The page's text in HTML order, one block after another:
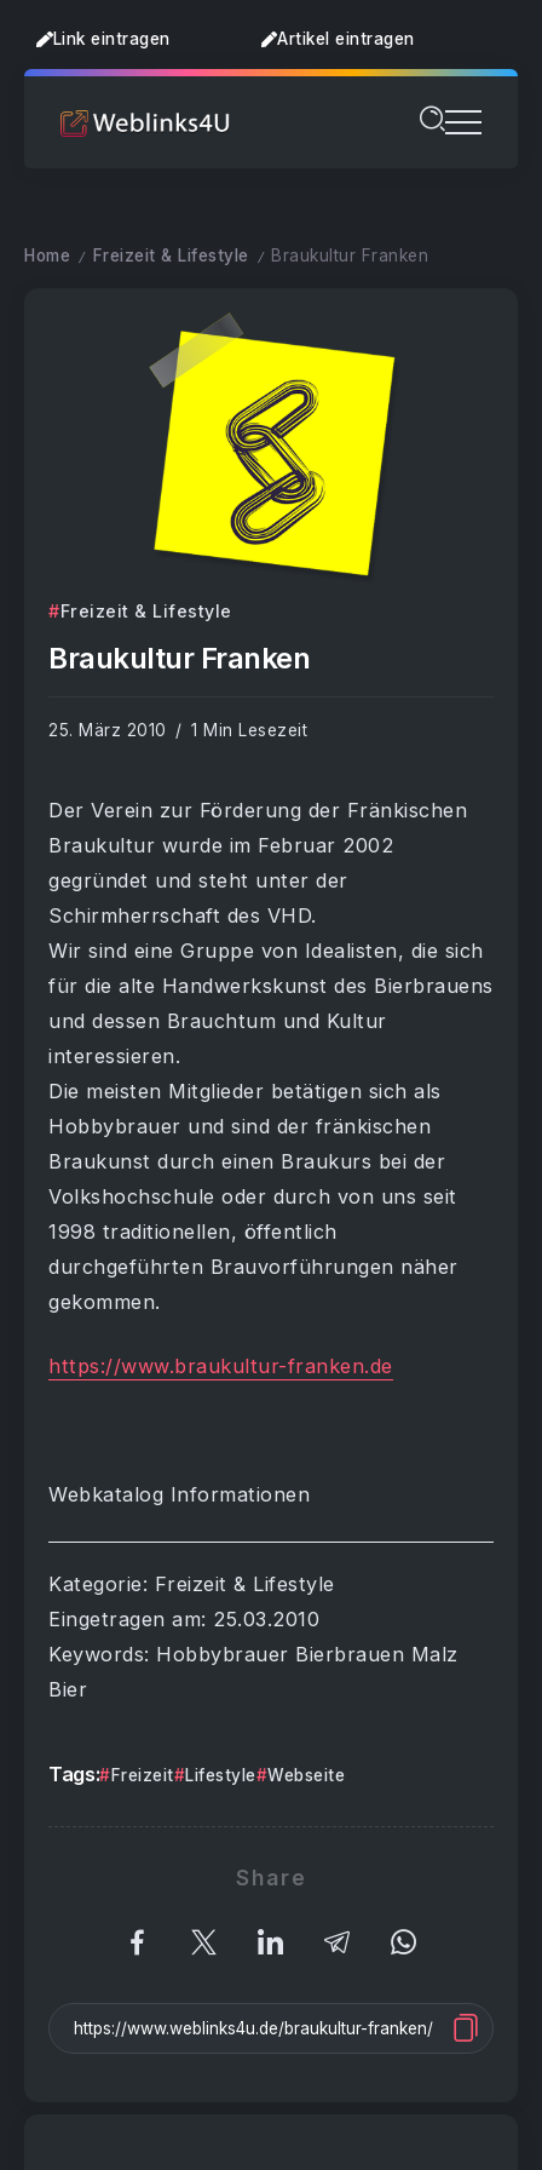
Link eintragen Artikel eintragen
Home / Freizeit & Lifestyle / Braukultur Franken
Freizeit & Lifestyle
Braukultur Franken
25. März 2010 1 Min Lesezeit
Der Verein zur Förderung der Fränkischen
Braukultur wurde im Februar 2002
gegründet und steht unter der
Schirmherrschaft des VHD.
Wir sind eine Gruppe von Idealisten, die sich
für die alte Handwerkskunst des Bierbrauens
und dessen Brauchtum und Kultur
interessieren.
Die meisten Mitglieder betätigen sich als
Hobbybrauer und sind der fränkischen
Braukunst durch einen Braukurs bei der
Volkshochschule oder durch von uns seit
1998 traditionellen, öffentlich
durchgeführten Brauvorführungen näher
gekommen.
https://www.braukultur-franken.de
Webkatalog Informationen
Kategorie: Freizeit & Lifestyle
Eingetragen am: 25.03.2010
Keywords: Hobbybrauer Bierbrauen Malz
Bier
Tags: Freizeit Lifestyle Webseite
Share